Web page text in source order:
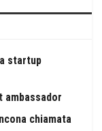
startup
ambassador
chiamata